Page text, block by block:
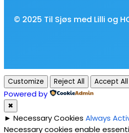
© 2025 Til Sjøs med Lilli og
Customize Reject All Accept All
Powered by
✖
► Necessary Cookies Always
Necessary cookies enable